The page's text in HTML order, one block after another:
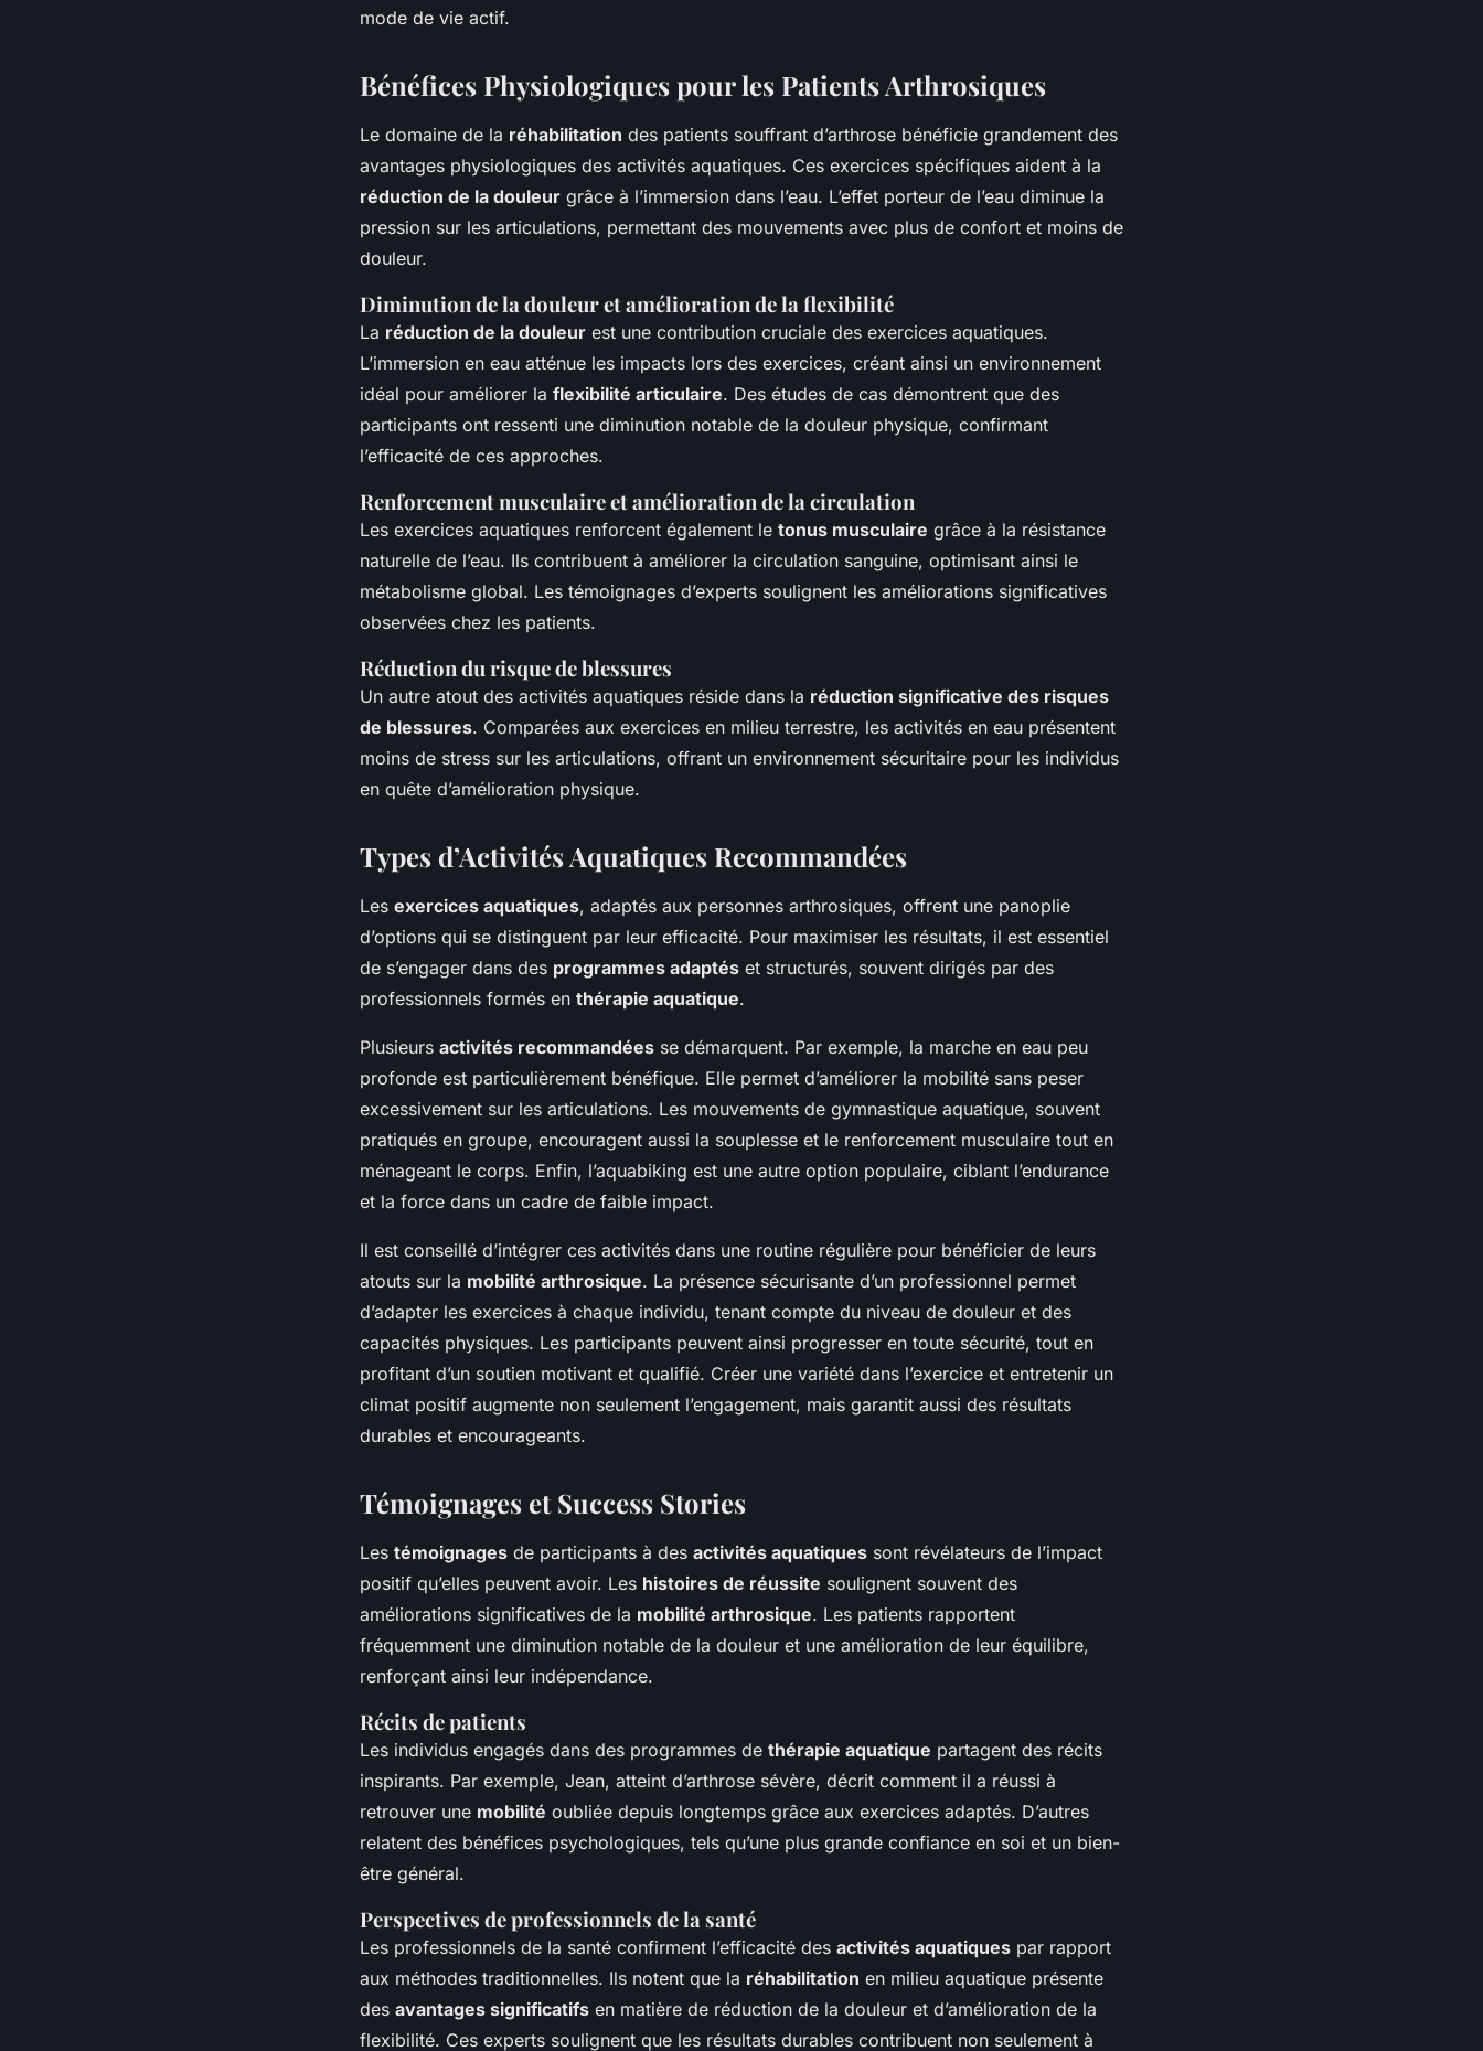
mode de vie actif.
Bénéfices Physiologiques pour les Patients Arthrosiques
Le domaine de la réhabilitation des patients souffrant d’arthrose bénéficie grandement des
avantages physiologiques des activités aquatiques. Ces exercices spécifiques aident à la
réduction de la douleur grâce à l’immersion dans l’eau. L’effet porteur de l’eau diminue la
pression sur les articulations, permettant des mouvements avec plus de confort et moins de
douleur.
Diminution de la douleur et amélioration de la flexibilité
La réduction de la douleur est une contribution cruciale des exercices aquatiques.
L’immersion en eau atténue les impacts lors des exercices, créant ainsi un environnement
idéal pour améliorer la flexibilité articulaire. Des études de cas démontrent que des
participants ont ressenti une diminution notable de la douleur physique, confirmant
l’efficacité de ces approches.
Renforcement musculaire et amélioration de la circulation
Les exercices aquatiques renforcent également le tonus musculaire grâce à la résistance
naturelle de l’eau. Ils contribuent à améliorer la circulation sanguine, optimisant ainsi le
métabolisme global. Les témoignages d’experts soulignent les améliorations significatives
observées chez les patients.
Réduction du risque de blessures
Un autre atout des activités aquatiques réside dans la réduction significative des risques
de blessures. Comparées aux exercices en milieu terrestre, les activités en eau présentent
moins de stress sur les articulations, offrant un environnement sécuritaire pour les individus
en quête d’amélioration physique.
Types d’Activités Aquatiques Recommandées
Les exercices aquatiques, adaptés aux personnes arthrosiques, offrent une panoplie
d’options qui se distinguent par leur efficacité. Pour maximiser les résultats, il est essentiel
de s’engager dans des programmes adaptés et structurés, souvent dirigés par des
professionnels formés en thérapie aquatique.
Plusieurs activités recommandées se démarquent. Par exemple, la marche en eau peu
profonde est particulièrement bénéfique. Elle permet d’améliorer la mobilité sans peser
excessivement sur les articulations. Les mouvements de gymnastique aquatique, souvent
pratiqués en groupe, encouragent aussi la souplesse et le renforcement musculaire tout en
ménageant le corps. Enfin, l’aquabiking est une autre option populaire, ciblant l’endurance
et la force dans un cadre de faible impact.
Il est conseillé d’intégrer ces activités dans une routine régulière pour bénéficier de leurs
atouts sur la mobilité arthrosique. La présence sécurisante d’un professionnel permet
d’adapter les exercices à chaque individu, tenant compte du niveau de douleur et des
capacités physiques. Les participants peuvent ainsi progresser en toute sécurité, tout en
profitant d’un soutien motivant et qualifié. Créer une variété dans l’exercice et entretenir un
climat positif augmente non seulement l’engagement, mais garantit aussi des résultats
durables et encourageants.
Témoignages et Success Stories
Les témoignages de participants à des activités aquatiques sont révélateurs de l’impact
positif qu’elles peuvent avoir. Les histoires de réussite soulignent souvent des
améliorations significatives de la mobilité arthrosique. Les patients rapportent
fréquemment une diminution notable de la douleur et une amélioration de leur équilibre,
renforçant ainsi leur indépendance.
Récits de patients
Les individus engagés dans des programmes de thérapie aquatique partagent des récits
inspirants. Par exemple, Jean, atteint d’arthrose sévère, décrit comment il a réussi à
retrouver une mobilité oubliée depuis longtemps grâce aux exercices adaptés. D’autres
relatent des bénéfices psychologiques, tels qu’une plus grande confiance en soi et un bien-
être général.
Perspectives de professionnels de la santé
Les professionnels de la santé confirment l’efficacité des activités aquatiques par rapport
aux méthodes traditionnelles. Ils notent que la réhabilitation en milieu aquatique présente
des avantages significatifs en matière de réduction de la douleur et d’amélioration de la
flexibilité. Ces experts soulignent que les résultats durables contribuent non seulement à